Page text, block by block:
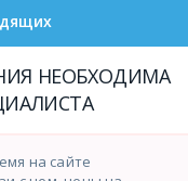
НЕОБХОДИМА
на сайте